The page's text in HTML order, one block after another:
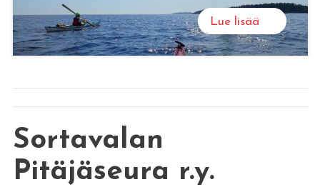
Lue lisää
Sortavalan
Pitäjäseura r.y.